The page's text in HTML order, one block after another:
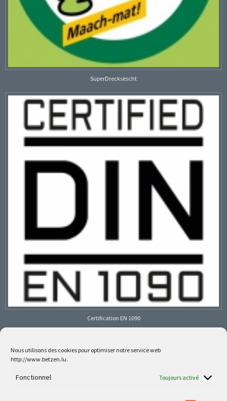
Nous utilisons des cookies pour optimiser notre service web
http://www.betzen.lu.
Fonctionnel Toujours activé
SuperDrecksëscht
Certification EN 1090
Follow us on social media